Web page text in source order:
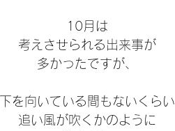
10月は
考えさせられる出来事が
多かったですが、
下を向いている間もないくらい
追い風が吹くかのように